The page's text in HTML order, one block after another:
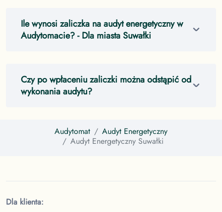
Ile wynosi zaliczka na audyt energetyczny w
Audytomacie?- Dla miasta Suwałki
Czy po wpłaceniu zaliczki można odstąpić od
wykonania audytu?
Audytomat
Audyt Energetyczny
Audyt Energetyczny Suwałki
Dla klienta: